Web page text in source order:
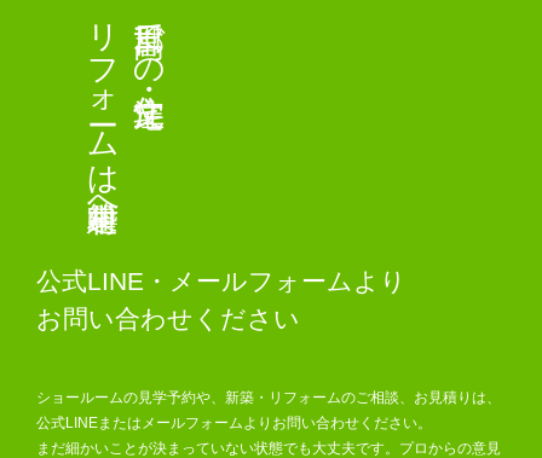
日高郡での注文住宅・
リフォームは中村建築へ
公式LINE・メールフォームより
お問い合わせください
ショールームの見学予約や、新築・リフォームのご相談、お見積りは、
公式LINEまたはメールフォームよりお問い合わせください。
まだ細かいことが決まっていない状態でも大丈夫です。プロからの意見